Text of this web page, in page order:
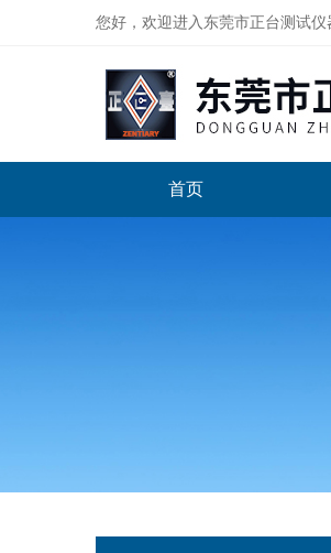
您好，欢迎进入东莞市正台测试仪
首页